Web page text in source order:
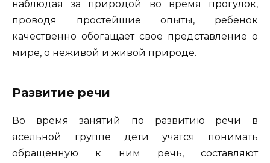
наблюдая за природой во время прогулок,
проводя простейшие опыты, ребенок
качественно обогащает свое представление о
мире, о неживой и живой природе.
Развитие речи
Во время занятий по развитию речи в
ясельной группе дети учатся понимать
обращенную к ним речь, составляют